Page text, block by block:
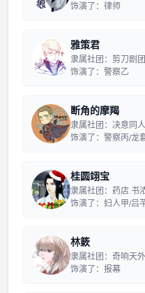
饰演了：律师
雅策君
隶属社团：剪刀剧团
饰演了：警察乙
断角的摩羯
隶属社团：决意同
饰演了：警察丙/龙
桂圆翊宝
隶属社团：药店.书
饰演了：妇人甲/吕
林簌
隶属社团：奇响天
饰演了：报幕